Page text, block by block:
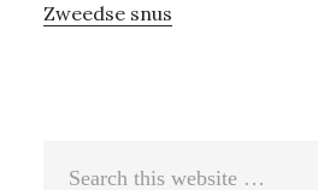
Zweedse snus